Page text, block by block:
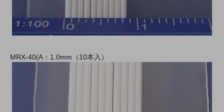
MRX-40(A：1.0mm（10本入）